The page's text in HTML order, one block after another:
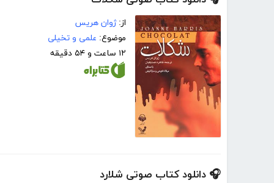
از:ژوان هریس
موضوع: علمی و تخیلی
۱۲ ساعت و ۵۴ دقیقه
🎧 دانلود کتاب صوتی شلارد